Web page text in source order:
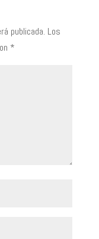
publicada. Los
*